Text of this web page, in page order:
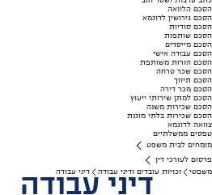
הסכם הלוואה
הסכם גירושין לדוגמא
הסכם סודיות
הסכם שותפות
הסכם מייסדים
הסכם עבודה אישי
הסכם הורות משותפת
הסכם שכר טרחה
הסכם תיווך
הסכם מכר דירה
הסכם למתן שירותי ייעוץ
הסכם שכירות משנה
הסכם שכירות בלתי מוגנת
צוואה לדוגמא
טפסים ממשלתיים
מומחים לבית משפט
פרסום לעורכי דין
משפטי
זכויות עובדים ודיני עבודה דיני עבודה
דיני עבודה